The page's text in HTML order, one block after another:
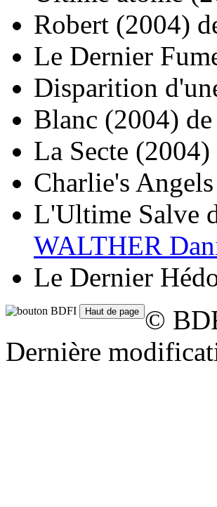
Robert (2004)
Le Dernier
Disparition
Blanc (2004) de
La Secte (2004)
Charlie's Angels
L'Ultime Salve
WALTHER
Le Dernier
©
Dernière